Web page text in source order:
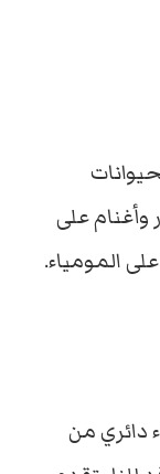
وأغنام على
دائري من